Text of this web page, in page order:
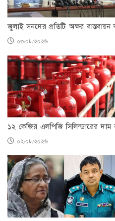
জুলাই সনদের প্রতিটি অক্ষর
০৩/০৮/২০২৬
১২ কেজির এলপিজি সিলিন্ডারের
০২/০৮/২০২৬